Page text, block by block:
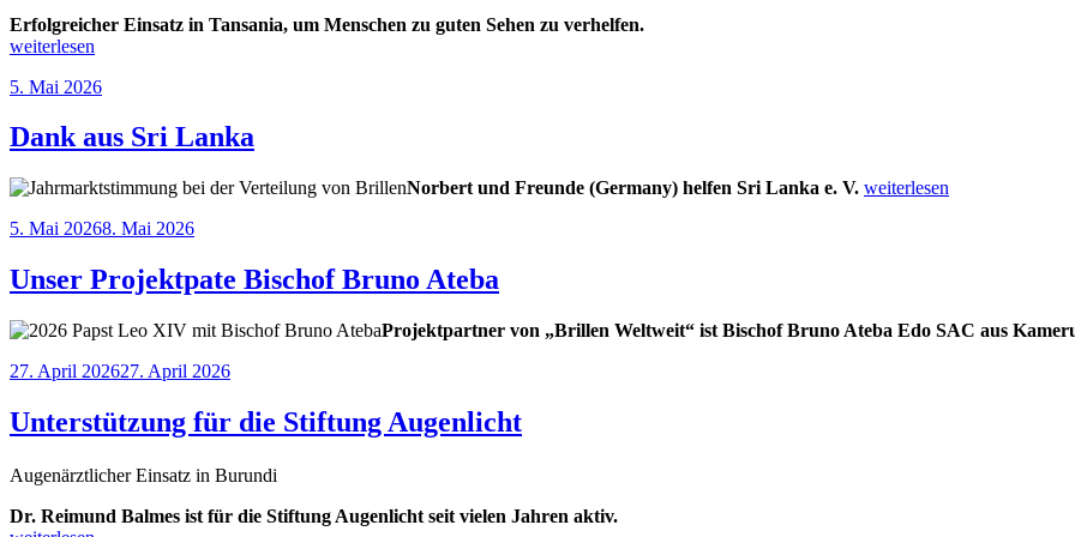
Erfolgreicher Einsatz in Tansania, um Menschen zu guten Sehen zu verhelfen.
„BrillenWeltweit
„TanZanEye““
weiterlesen
Veröffentlicht
5. Mai 2026
Dank aus Sri Lanka
Norbert und Freunde (Germany) helfen Sri Lanka e. V. „Dank
weiterlesen
Veröffentlicht
5. Mai 20268. Mai 2026
Unser Projektpate Bischof Bruno Ateba
Projektpartner von „Brillen Weltweit“ ist Bischof Bruno Ateba Edo SAC aus
Veröffentlicht
27. April 202627. April 2026
Unterstützung für die Stiftung Augenlicht
Augenärztlicher Einsatz in Burundi
Dr. Reimund Balmes ist für die Stiftung Augenlicht seit vielen Jahren aktiv.